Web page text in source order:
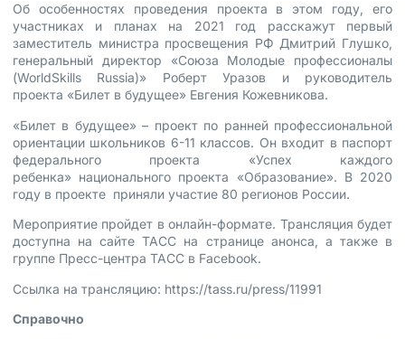
Об особенностях проведения проекта в этом году, его
участниках и планах на 2021 год расскажут первый
заместитель министра просвещения РФ Дмитрий Глушко,
генеральный директор «Союза Молодые профессионалы
(WorldSkills Russia)» Роберт Уразов и руководитель
проекта «Билет в будущее» Евгения Кожевникова.
«Билет в будущее» – проект по ранней профессиональной
ориентации школьников 6-11 классов. Он входит в паспорт
федерального проекта «Успех каждого
ребенка» национального проекта «Образование». В 2020
году в проекте приняли участие 80 регионов России.
Мероприятие пройдет в онлайн-формате. Трансляция будет
доступна на сайте ТАСС на странице анонса, а также в
группе Пресс-центра ТАСС в Facebook.
Ссылка на трансляцию: https://tass.ru/press/11991
Справочно